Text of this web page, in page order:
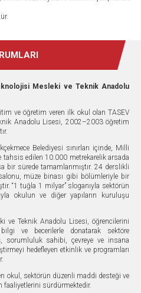
Mesleki ve Teknik Anadolu
ve öğretim veren ilk okul olan TASEV
Anadolu Lisesi, 2002–2003 öğretim
Belediyesi sınırları içinde, Milli
tahsis edilen 10.000 metrekarelik arsada
bir sürede tamamlanmıştır. 24 derslikli
müze binası gibi bölümleriyle bir
“1 tuğla 1 milyar” sloganıyla sektörün
okulun ve diğer yapıların kuruluşu
ve Teknik Anadolu Lisesi, öğrencilerini
bilgi ve becerilerle donatarak sektöre
sorumluluk sahibi, çevreye ve insana
hedefleyen etkinlik ve programları
okul, sektörün düzenli maddi desteği ve
faaliyetlerini sürdürmektedir.